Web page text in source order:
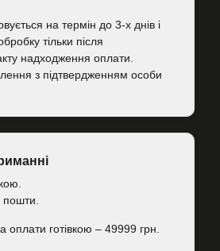
на термін до 3-х днів і
тільки після
надходження оплати.
з підтвердженням особи
пошти.
готівкою – 49999 грн.